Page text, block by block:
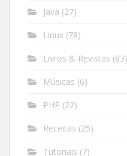
Java (27)
Linux (78)
Livros & Revistas (83)
Músicas (6)
PHP (22)
Receitas (25)
Tutoriais (7)